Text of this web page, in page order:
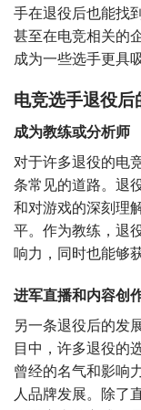
手在退役后也能找
甚至在电竞相关的
成为一些选手更具
电竞选手退役后
成为教练或分析师
对于许多退役的电
条常见的道路。退
和对游戏的深刻理
平。作为教练，退
响力，同时也能够
进军直播和内容创
另一条退役后的发
目中，许多退役的
曾经的名气和影响
人品牌发展。除了